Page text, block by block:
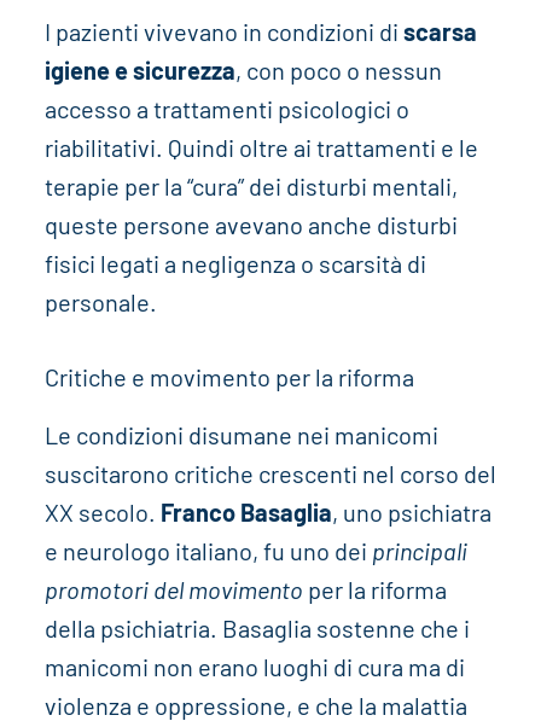
I pazienti vivevano in condizioni di scarsa
igiene e sicurezza, con poco o nessun
accesso a trattamenti psicologici o
riabilitativi. Quindi oltre ai trattamenti e le
terapie per la “cura” dei disturbi mentali,
queste persone avevano anche disturbi
fisici legati a negligenza o scarsità di
personale.
Critiche e movimento per la riforma
Le condizioni disumane nei manicomi
suscitarono critiche crescenti nel corso del
XX secolo. Franco Basaglia, uno psichiatra
e neurologo italiano, fu uno dei principali
promotori del movimento per la riforma
della psichiatria. Basaglia sostenne che i
manicomi non erano luoghi di cura ma di
violenza e oppressione, e che la malattia